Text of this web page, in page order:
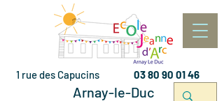
1 rue des Capucins 03 80 90 01 46
Arnay-le-Duc